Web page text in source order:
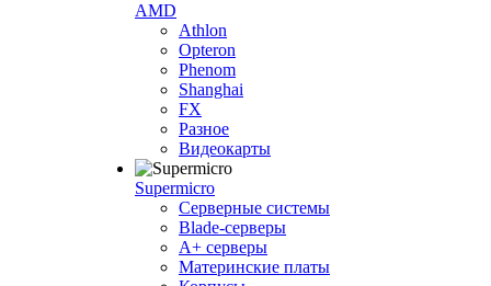
AMD
Athlon
Opteron
Phenom
Shanghai
FX
Разное
Видеокарты
Supermicro
Серверные системы
Blade-серверы
A+ серверы
Материнские платы